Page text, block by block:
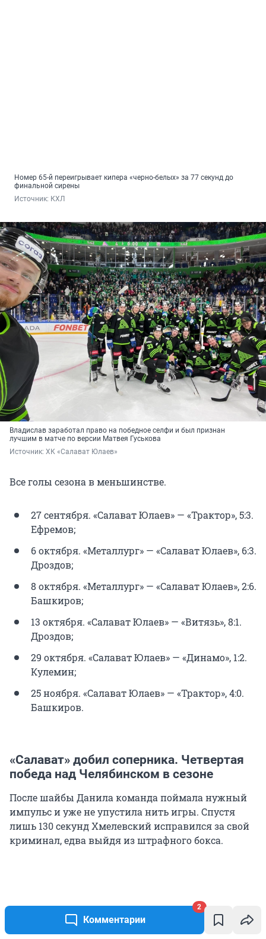
Комментарии
2
Номер 65-й переигрывает кипера «черно-белых» за 77 секунд до
финальной сирены
Источник: КХЛ
Владислав заработал право на победное селфи и был признан
лучшим в матче по версии Матвея Гуськова
Источник: ХК «Салават Юлаев»
Все голы сезона в меньшинстве.
27 сентября. «Салават Юлаев» — «Трактор», 5:3.
Ефремов;
6 октября. «Металлург» — «Салават Юлаев», 6:3.
Дроздов;
8 октября. «Металлург» — «Салават Юлаев», 2:6.
Башкиров;
13 октября. «Салават Юлаев» — «Витязь», 8:1.
Дроздов;
29 октября. «Салават Юлаев» — «Динамо», 1:2.
Кулемин;
25 ноября. «Салават Юлаев» — «Трактор», 4:0.
Башкиров.
«Салават» добил соперника. Четвертая
победа над Челябинском в сезоне
После шайбы Данила команда поймала нужный
импульс и уже не упустила нить игры. Спустя
лишь 130 секунд Хмелевский исправился за свой
криминал, едва выйдя из штрафного бокса.